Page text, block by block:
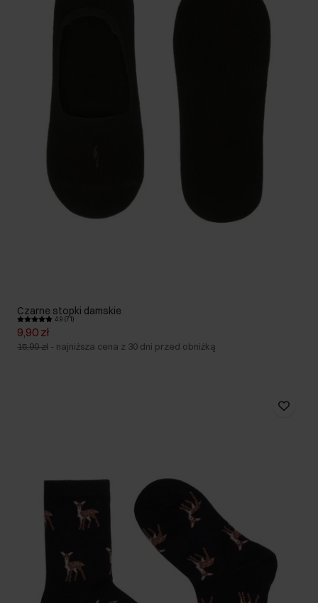
Czarne stopki damskie
4.9 (71)
9,90 zł
15,90 zł - najniższa cena z 30 dni przed obniżką